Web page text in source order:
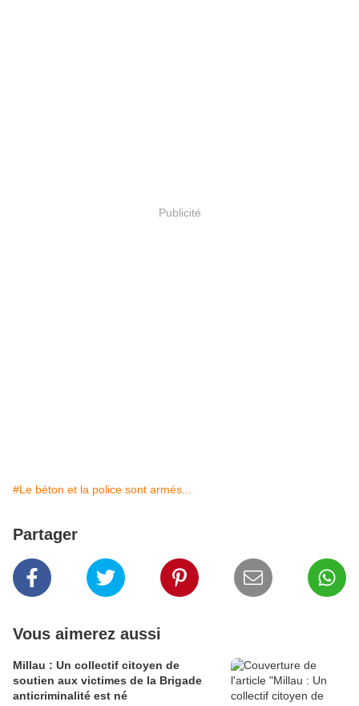
Publicité
#Le béton et la police sont armés...
Partager
Vous aimerez aussi
Millau : Un collectif citoyen de
soutien aux victimes de la Brigade
anticriminalité est né